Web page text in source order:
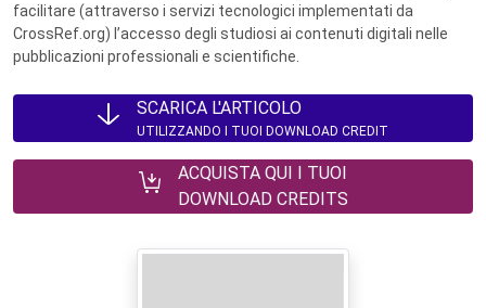
facilitare (attraverso i servizi tecnologici implementati da
CrossRef.org) l’accesso degli studiosi ai contenuti digitali nelle
pubblicazioni professionali e scientifiche.
SCARICA L'ARTICOLO
UTILIZZANDO I TUOI DOWNLOAD CREDIT
ACQUISTA QUI I TUOI
DOWNLOAD CREDITS